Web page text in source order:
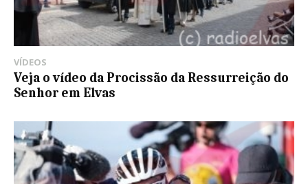
VÍDEOS
Veja o vídeo da Procissão da Ressurreição do
Senhor em Elvas